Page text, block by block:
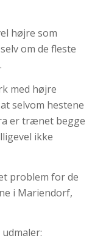
højre som
om de fleste
med højre
selvom hestene
er trænet begge
ikke
problem for de
i Mariendorf,
udmaler: